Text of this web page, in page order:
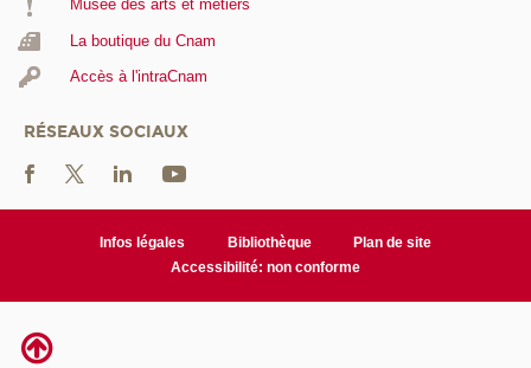
Musée des arts et métiers
La boutique du Cnam
Accès à l'intraCnam
RÉSEAUX SOCIAUX
Infos légales Bibliothèque
Plan de site
Accessibilité: non conforme